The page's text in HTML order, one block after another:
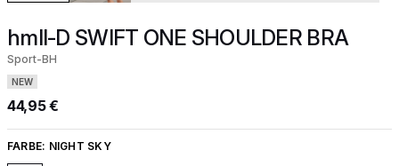
hmlI-D SWIFT ONE SHOULDER BRA
Sport-BH
NEW
44,95 €
FARBE: NIGHT SKY